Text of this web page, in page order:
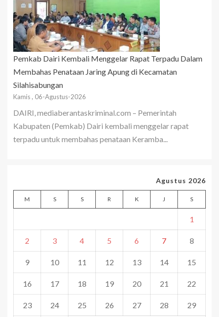
Pemkab Dairi Kembali Menggelar Rapat Terpadu Dalam
Membahas Penataan Jaring Apung di Kecamatan
Silahisabungan
Kamis , 06-Agustus-2026
DAIRI, mediaberantaskriminal.com – Pemerintah
Kabupaten (Pemkab) Dairi kembali menggelar rapat
terpadu untuk membahas penataan Keramba...
Agustus 2026
M S S R K J S
1
2 3 4 5 6 7 8
9 10 11 12 13 14 15
16 17 18 19 20 21 22
23 24 25 26 27 28 29